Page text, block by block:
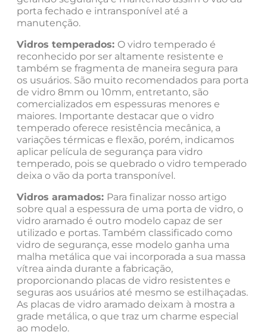
porta fechado e intransponível até a
manutenção.
Vidros temperados: O vidro temperado é
reconhecido por ser altamente resistente e
também se fragmenta de maneira segura para
os usuários. São muito recomendados para porta
de vidro 8mm ou 10mm, entretanto, são
comercializados em espessuras menores e
maiores. Importante destacar que o vidro
temperado oferece resistência mecânica, a
variações térmicas e flexão, porém, indicamos
aplicar película de segurança para vidro
temperado, pois se quebrado o vidro temperado
deixa o vão da porta transponível.
Vidros aramados: Para finalizar nosso artigo
sobre qual a espessura de uma porta de vidro, o
vidro aramado é outro modelo capaz de ser
utilizado e portas. Também classificado como
vidro de segurança, esse modelo ganha uma
malha metálica que vai incorporada a sua massa
vítrea ainda durante a fabricação,
proporcionando placas de vidro resistentes e
seguras aos usuários até mesmo se estilhaçadas.
As placas de vidro aramado deixam à mostra a
grade metálica, o que traz um charme especial
ao modelo.